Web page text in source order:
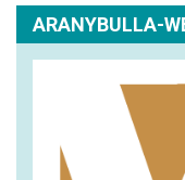
ARANYBULLA-